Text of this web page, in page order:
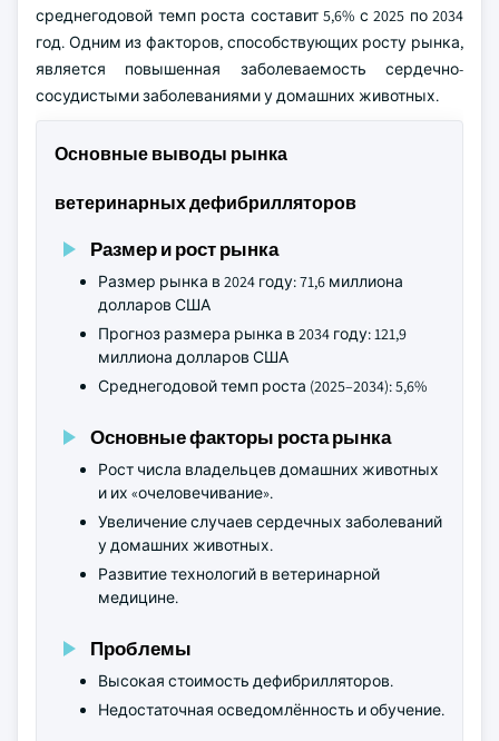
среднегодовой темп роста составит 5,6% с 2025 по 2034
год. Одним из факторов, способствующих росту рынка,
является повышенная заболеваемость сердечно-
сосудистыми заболеваниями у домашних животных.
Основные выводы рынка
ветеринарных дефибрилляторов
Размер и рост рынка
Размер рынка в 2024 году: 71,6 миллиона
долларов США
Прогноз размера рынка в 2034 году: 121,9
миллиона долларов США
Среднегодовой темп роста (2025–2034): 5,6%
Основные факторы роста рынка
Рост числа владельцев домашних животных
и их «очеловечивание».
Увеличение случаев сердечных заболеваний
у домашних животных.
Развитие технологий в ветеринарной
медицине.
Проблемы
Высокая стоимость дефибрилляторов.
Недостаточная осведомлённость и обучение.